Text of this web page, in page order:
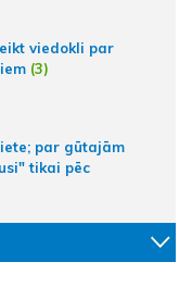
viedokli par
(3)
par gūtajām
tikai pēc